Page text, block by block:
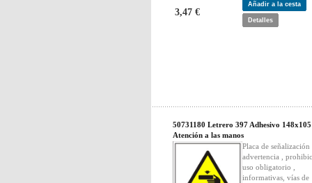
3,47 €
Añadir a la cesta
Detalles
50731180 Letrero 397 Adhesivo 148x105
Atención a las manos
Placa de señalización
advertencia ,
uso obligatorio ,
informativas, vías de